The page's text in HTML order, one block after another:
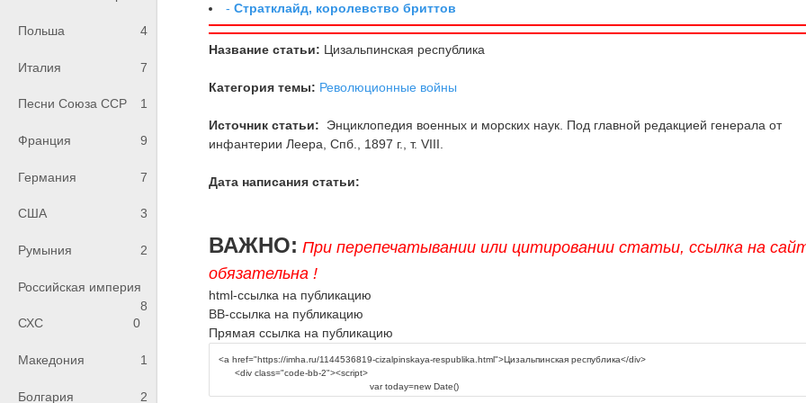
Польша 4
Италия 7
Песни Союза ССР 1
Франция 9
Германия 7
США 3
Румыния 2
Российская империя
8
СХС
0
Македония 1
Болгария 2
-Стратклайд, королевство бриттов
Название статьи: Цизальпинская республика
Категория темы: Революционные войны
Источник статьи:
Энциклопедия военных и морских наук. Под главной редакцией генерала от
инфантерии Леера, Спб., 1897 г., т. VIII.
Дата написания статьи:
ВАЖНО: При перепечатывании или цитировании статьи, ссылка на
обязательна !
html-ссылка на публикацию
BB-ссылка на публикацию
Прямая ссылка на публикацию